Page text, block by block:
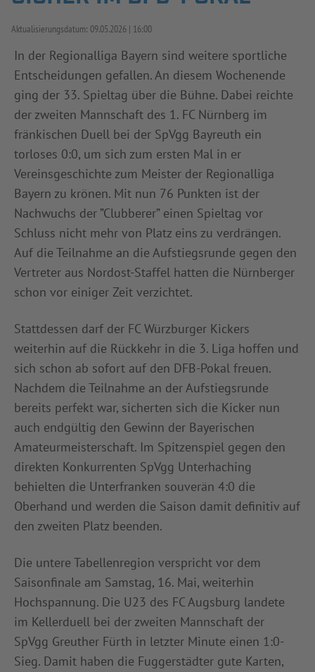
Aktualisierungsdatum: 09.05.2026 16:00
In der Regionalliga Bayern sind weitere sportliche
Entscheidungen gefallen. An diesem Wochenende
ging der 33. Spieltag über die Bühne. Dabei reichte
der zweiten Mannschaft des 1. FC Nürnberg im
fränkischen Duell bei der SpVgg Bayreuth ein
torloses 0:0, um sich zum ersten Mal in er
Vereinsgeschichte zum Meister der Regionalliga
Bayern zu krönen. Mit nun 76 Punkten ist der
Nachwuchs der ”Clubberer” einen Spieltag vor
Schluss nicht mehr von Platz eins zu verdrängen.
Auf die Teilnahme an die Aufstiegsrunde gegen den
Vertreter aus Nordost-Staffel hatten die Nürnberger
schon vor einiger Zeit verzichtet.
Stattdessen darf der FC Würzburger Kickers
weiterhin auf die Rückkehr in die 3. Liga hoffen und
sich schon ab sofort auf den DFB-Pokal freuen.
Nachdem die Teilnahme an der Aufstiegsrunde
bereits perfekt war, sicherten sich die Kicker nun
auch endgültig den Gewinn der Bayerischen
Amateurmeisterschaft. Im Spitzenspiel gegen den
direkten Konkurrenten SpVgg Unterhaching
behielten die Unterfranken souverän 4:0 die
Oberhand und werden die Saison damit definitiv auf
den zweiten Platz beenden.
Die untere Tabellenregion verspricht vor dem
Saisonfinale am Samstag, 16. Mai, weiterhin
Hochspannung. Die U23 des FC Augsburg landete
im Kellerduell bei der zweiten Mannschaft der
SpVgg Greuther Fürth in letzter Minute einen 1:0-
Sieg. Damit haben die Fuggerstädter gute Karten,